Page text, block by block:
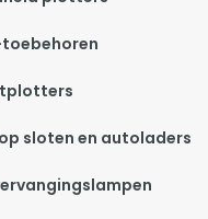
toebehoren
sloten en autoladers